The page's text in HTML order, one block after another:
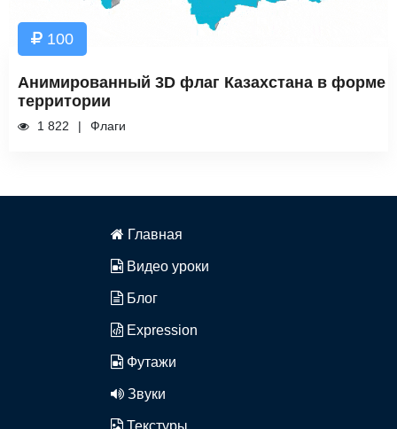
100
Анимированный 3D флаг Казахстана в форме
территории
1 822 Флаги
Главная
Видео уроки
Блог
Expression
Футажи
Звуки
Текстуры